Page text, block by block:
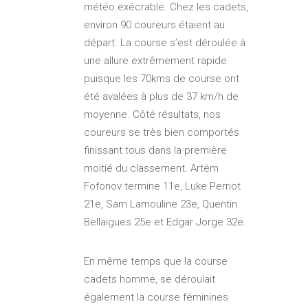
météo exécrable. Chez les cadets,
environ 90 coureurs étaient au
départ. La course s’est déroulée à
une allure extrêmement rapide
puisque les 70kms de course ont
été avalées à plus de 37 km/h de
moyenne. Côté résultats, nos
coureurs se très bien comportés
finissant tous dans la première
moitié du classement. Artëm
Fofonov termine 11e, Luke Perriot
21e, Sam Lamouline 23e, Quentin
Bellaigues 25e et Edgar Jorge 32e.
En même temps que la course
cadets homme, se déroulait
également la course féminines